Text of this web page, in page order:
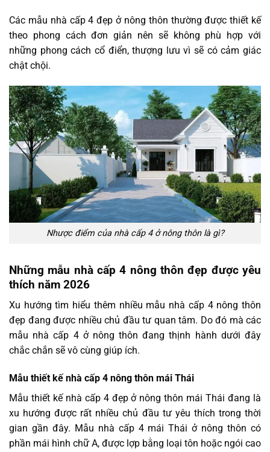
Các mẫu nhà cấp 4 đẹp ở nông thôn thường được thiết kế
theo phong cách đơn giản nên sẽ không phù hợp với
những phong cách cổ điển, thượng lưu vì sẽ có cảm giác
chật chội.
Nhược điểm của nhà cấp 4 ở nông thôn là gì?
Những mẫu nhà cấp 4 nông thôn đẹp được yêu
thích năm 2026
Xu hướng tìm hiểu thêm nhiều mẫu nhà cấp 4 nông thôn
đẹp đang được nhiều chủ đầu tư quan tâm. Do đó mà các
mẫu nhà cấp 4 ở nông thôn đang thịnh hành dưới đây
chắc chắn sẽ vô cùng giúp ích.
Mẫu thiết kế nhà cấp 4 nông thôn mái Thái
Mẫu thiết kế nhà cấp 4 đẹp ở nông thôn mái Thái đang là
xu hướng được rất nhiều chủ đầu tư yêu thích trong thời
gian gần đây. Mẫu nhà cấp 4 mái Thái ở nông thôn có
phần mái hình chữ A, được lợp bằng loại tôn hoặc ngói cao